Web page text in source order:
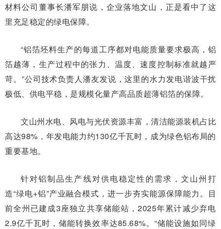
材料公司董事长潘军朋说，企业落地文山，正是看中了这
里充足稳定的绿电保障。
“铝箔坯料生产的每道工序都对电能质量要求极高，铝
箔越薄，生产过程中的张力、温度、速度控制标准就越严
苛。”公司技术负责人潘友发说，这里的水力发电谐波干扰
极低、供电平稳，是规模化量产高品质超薄铝箔的保障。
文山州水电、风电与光伏资源丰富，清洁能源装机占比
高达98%，年发电能力约130亿千瓦时，成为绿色铝布局的
重要基地。
针对铝制品生产线对供电稳定性的需求，文山州打
造“绿电+铝”产业融合模式，进一步夯实能源保障能力。目
前全州已建成3座独立共享储能站，2025年累计减少弃电
2.9亿千瓦时，储能转换效率达85.68%。“储能设施如同绿